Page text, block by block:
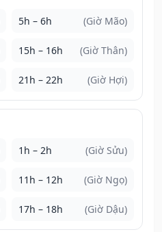
5h – 6h (Giờ Mão)
15h – 16h (Giờ Thân)
21h – 22h (Giờ Hợi)
1h – 2h (Giờ Sửu)
11h – 12h (Giờ Ngọ)
17h – 18h (Giờ Dậu)